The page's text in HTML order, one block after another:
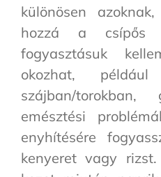
különösen
hozzá a csípős
fogyasztásuk
okozhat,
szájban/torokban,
emésztési
enyhítésére
kenyeret vagy